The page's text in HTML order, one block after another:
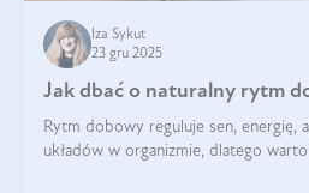
Iza Sykut
23 gru 2025
Jak dbać o naturalny rytm
Rytm dobowy reguluje sen, energię,
układów w organizmie, dlatego